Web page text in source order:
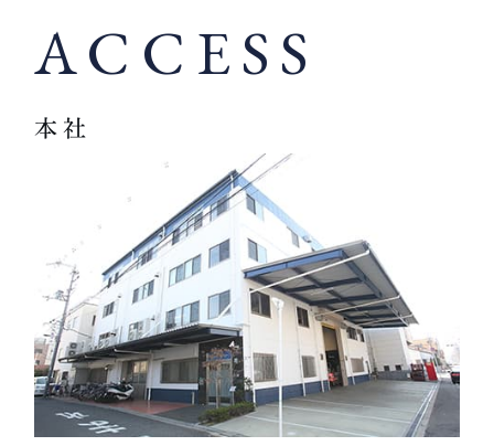
ACCESS
本社